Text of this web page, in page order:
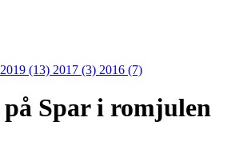
2019 (13) 2017 (3) 2016 (7)
Spar i romjulen